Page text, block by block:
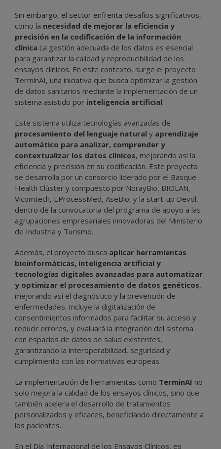
Sin embargo, el sector enfrenta desafíos significativos,
como la necesidad de mejorar la eficiencia y
precisión en la codificación de la información
clínica.La gestión adecuada de los datos es esencial
para garantizar la calidad y reproducibilidad de los
ensayos clínicos. En este contexto, surge el proyecto
TerminAI, una iniciativa que busca optimizar la gestión
de datos sanitarios mediante la implementación de un
sistema asistido por inteligencia artificial.
Este sistema utiliza tecnologías avanzadas de
procesamiento del lenguaje natural y aprendizaje
automático para analizar, comprender y
contextualizar los datos clínicos, mejorando así la
eficiencia y precisión en su codificación. Este proyecto
se desarrolla por un consorcio liderado por el Basque
Health Clúster y compuesto por NorayBio, BIOLAN,
Vicomtech, EProcessMed, AseBio, y la start-up Devol,
dentro de la convocatoria del programa de apoyo a las
agrupaciones empresariales innovadoras del Ministerio
de Industria y Turismo.
Además, el proyecto busca aplicar herramientas
bioinformáticas, inteligencia artificial y
tecnologías digitales avanzadas para automatizar
y optimizar el procesamiento de datos genéticos,
mejorando así el diagnóstico y la prevención de
enfermedades. Incluye la digitalización de
consentimientos informados para facilitar su acceso y
reducir errores, y evaluará la integración del sistema
con espacios de datos de salud existentes,
garantizando la interoperabilidad, seguridad y
cumplimiento con las normativas europeas.
La implementación de herramientas como TerminAI no
solo mejora la calidad de los ensayos clínicos, sino que
también acelera el desarrollo de tratamientos
personalizados y eficaces, beneficiando directamente a
los pacientes.
En el Día Internacional de los Ensayos Clínicos, es